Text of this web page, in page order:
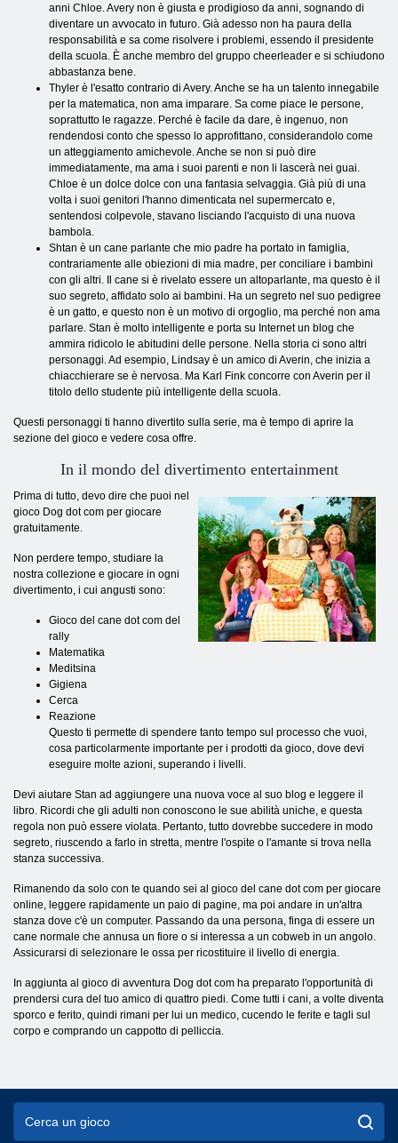
anni Chloe. Avery non è giusta e prodigioso da anni, sognando di
diventare un avvocato in futuro. Già adesso non ha paura della
responsabilità e sa come risolvere i problemi, essendo il presidente
della scuola. È anche membro del gruppo cheerleader e si schiudono
abbastanza bene.
Thyler è l'esatto contrario di Avery. Anche se ha un talento innegabile
per la matematica, non ama imparare. Sa come piace le persone,
soprattutto le ragazze. Perché è facile da dare, è ingenuo, non
rendendosi conto che spesso lo approfittano, considerandolo come
un atteggiamento amichevole. Anche se non si può dire
immediatamente, ma ama i suoi parenti e non li lascerà nei guai.
Chloe è un dolce dolce con una fantasia selvaggia. Già più di una
volta i suoi genitori l'hanno dimenticata nel supermercato e,
sentendosi colpevole, stavano lisciando l'acquisto di una nuova
bambola.
Shtan è un cane parlante che mio padre ha portato in famiglia,
contrariamente alle obiezioni di mia madre, per conciliare i bambini
con gli altri. Il cane si è rivelato essere un altoparlante, ma questo è il
suo segreto, affidato solo ai bambini. Ha un segreto nel suo pedigree
è un gatto, e questo non è un motivo di orgoglio, ma perché non ama
parlare. Stan è molto intelligente e porta su Internet un blog che
ammira ridicolo le abitudini delle persone. Nella storia ci sono altri
personaggi. Ad esempio, Lindsay è un amico di Averin, che inizia a
chiacchierare se è nervosa. Ma Karl Fink concorre con Averin per il
titolo dello studente più intelligente della scuola.
Questi personaggi ti hanno divertito sulla serie, ma è tempo di aprire la
sezione del gioco e vedere cosa offre.
In il mondo del divertimento entertainment
Prima di tutto, devo dire che puoi nel
gioco Dog dot com per giocare
gratuitamente.
Non perdere tempo, studiare la
nostra collezione e giocare in ogni
divertimento, i cui angusti sono:
Gioco del cane dot com del
rally
Matematika
Meditsina
Gigiena
Cerca
Reazione
Questo ti permette di spendere tanto tempo sul processo che vuoi,
cosa particolarmente importante per i prodotti da gioco, dove devi
eseguire molte azioni, superando i livelli.
Devi aiutare Stan ad aggiungere una nuova voce al suo blog e leggere il
libro. Ricordi che gli adulti non conoscono le sue abilità uniche, e questa
regola non può essere violata. Pertanto, tutto dovrebbe succedere in modo
segreto, riuscendo a farlo in stretta, mentre l'ospite o l'amante si trova nella
stanza successiva.
Rimanendo da solo con te quando sei al gioco del cane dot com per giocare
online, leggere rapidamente un paio di pagine, ma poi andare in un'altra
stanza dove c'è un computer. Passando da una persona, finga di essere un
cane normale che annusa un fiore o si interessa a un cobweb in un angolo.
Assicurarsi di selezionare le ossa per ricostituire il livello di energia.
In aggiunta al gioco di avventura Dog dot com ha preparato l'opportunità di
prendersi cura del tuo amico di quattro piedi. Come tutti i cani, a volte diventa
sporco e ferito, quindi rimani per lui un medico, cucendo le ferite e tagli sul
corpo e comprando un cappotto di pelliccia.